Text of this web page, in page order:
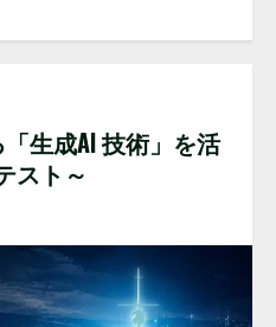
生成AI 技術」を活
スト～